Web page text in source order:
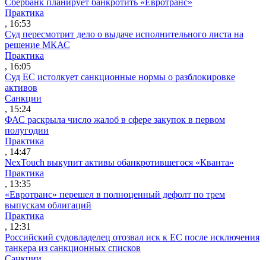
Практика
, 16:53
Суд пересмотрит дело о выдаче исполнительного листа на
решение МКАС
Практика
, 16:05
Суд ЕС истолкует санкционные нормы о разблокировке
активов
Санкции
, 15:24
ФАС раскрыла число жалоб в сфере закупок в первом
полугодии
Практика
, 14:47
NexTouch выкупит активы обанкротившегося «Кванта»
Практика
, 13:35
«Евротранс» перешел в полноценный дефолт по трем
выпускам облигаций
Практика
, 12:31
Российский судовладелец отозвал иск к ЕС после исключения
танкера из санкционных списков